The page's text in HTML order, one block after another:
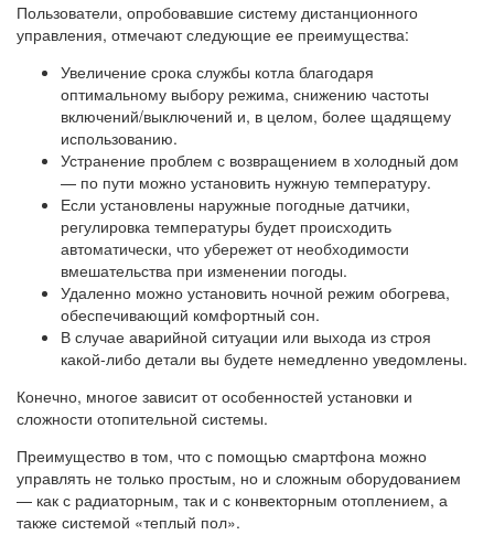
Пользователи, опробовавшие систему дистанционного
управления, отмечают следующие ее преимущества:
Увеличение срока службы котла благодаря
оптимальному выбору режима, снижению частоты
включений/выключений и, в целом, более щадящему
использованию.
Устранение проблем с возвращением в холодный дом
— по пути можно установить нужную температуру.
Если установлены наружные погодные датчики,
регулировка температуры будет происходить
автоматически, что убережет от необходимости
вмешательства при изменении погоды.
Удаленно можно установить ночной режим обогрева,
обеспечивающий комфортный сон.
В случае аварийной ситуации или выхода из строя
какой-либо детали вы будете немедленно уведомлены.
Конечно, многое зависит от особенностей установки и
сложности отопительной системы.
Преимущество в том, что с помощью смартфона можно
управлять не только простым, но и сложным оборудованием
— как с радиаторным, так и с конвекторным отоплением, а
также системой «теплый пол».